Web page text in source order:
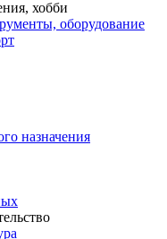
хобби
оборудование
назначения